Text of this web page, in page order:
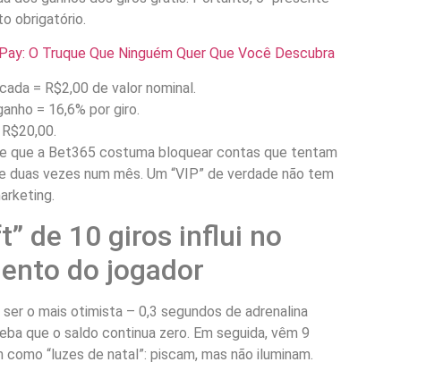
obrigatório.
O Truque Que Ninguém Quer Que Você Descubra
= R$2,00 de valor nominal.
= 16,6% por giro.
que a Bet365 costuma bloquear contas que tentam
duas vezes num mês. Um “VIP” de verdade não tem
de 10 giros influi no
do jogador
o mais otimista – 0,3 segundos de adrenalina
que o saldo continua zero. Em seguida, vêm 9
“luzes de natal”: piscam, mas não iluminam.